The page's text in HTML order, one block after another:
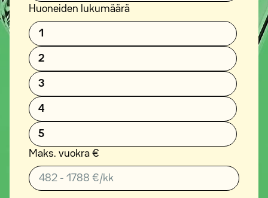
Huoneiden lukumäärä
1
2
3
4
5
Maks. vuokra €